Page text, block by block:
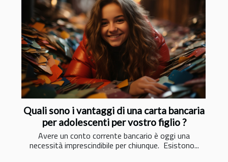
Quali sono i vantaggi di una carta bancaria
per adolescenti per vostro figlio ?
Avere un conto corrente bancario è oggi una
necessità imprescindibile per chiunque. Esistono...